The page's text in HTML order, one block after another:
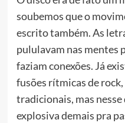
soubemos que o
escrito também. As
pululavam nas mentes
faziam conexões. Já
fusões rítmicas de
tradicionais, mas
explosiva demais pra